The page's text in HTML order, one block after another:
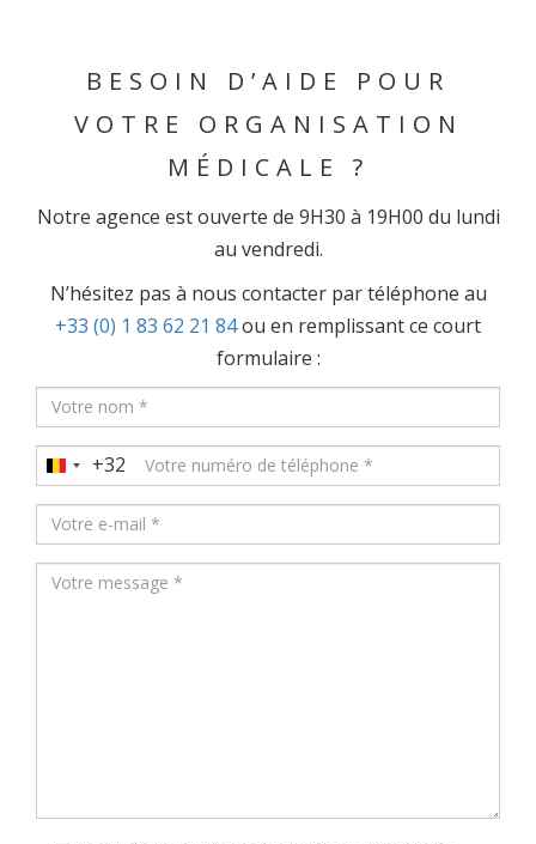
BESOIN D’AIDE POUR
VOTRE ORGANISATION
MÉDICALE ?
Notre agence est ouverte de 9H30 à 19H00 du lundi
au vendredi.
N’hésitez pas à nous contacter par téléphone au
+33 (0) 1 83 62 21 84ou en remplissant ce court
formulaire :
Belgium
+32
+32